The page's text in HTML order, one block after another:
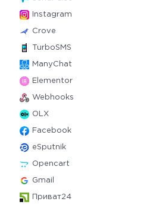
Instagram
Crove
TurboSMS
ManyChat
Elementor
Webhooks
OLX
Facebook
eSputnik
Opencart
Gmail
Приват24